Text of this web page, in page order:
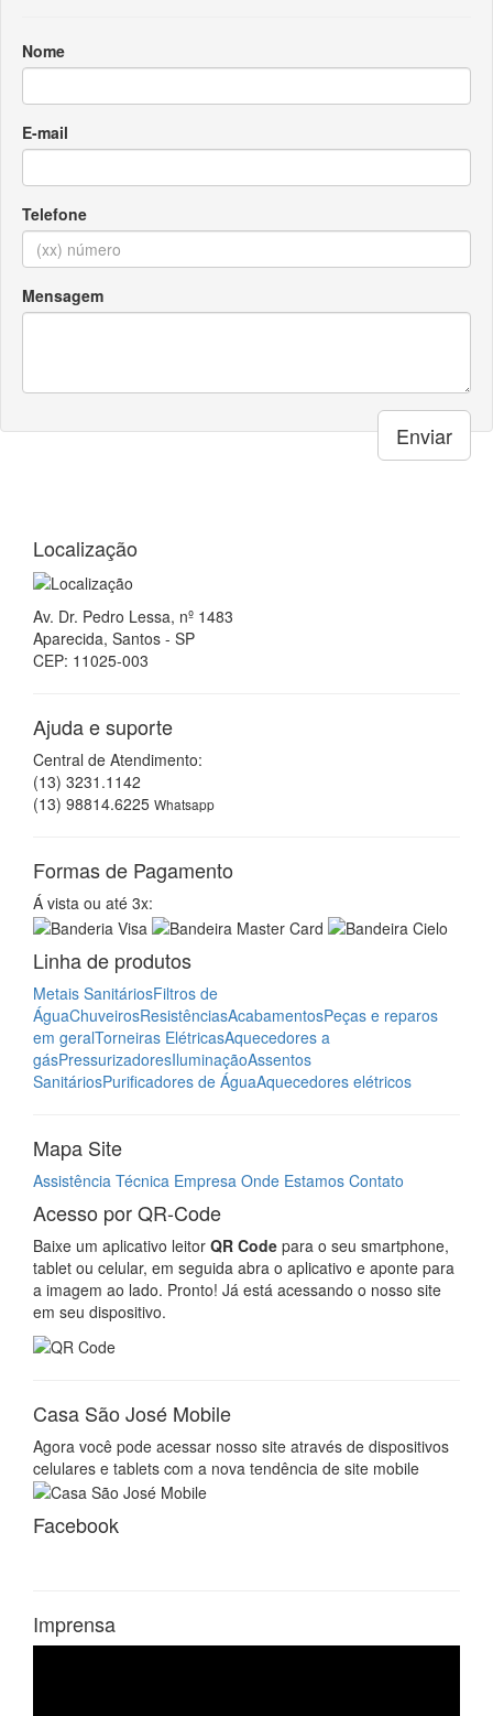
Nome
E-mail
Telefone
Mensagem
Enviar
Localização
Av. Dr. Pedro Lessa, nº 1483
Aparecida, Santos - SP
CEP: 11025-003
Ajuda e suporte
Central de Atendimento:
(13) 3231.1142
(13) 98814.6225 Whatsapp
Formas de Pagamento
Á vista ou até 3x:
Linha de produtos
Metais SanitáriosFiltros de
ÁguaChuveirosResistênciasAcabamentosPeças e reparos
em geralTorneiras ElétricasAquecedores a
gásPressurizadoresIluminaçãoAssentos
SanitáriosPurificadores de ÁguaAquecedores elétricos
Mapa Site
Assistência Técnica Empresa Onde Estamos Contato
Acesso por QR-Code
Baixe um aplicativo leitor QR Code para o seu smartphone,
tablet ou celular, em seguida abra o aplicativo e aponte para
a imagem ao lado. Pronto! Já está acessando o nosso site
em seu dispositivo.
Casa São José Mobile
Agora você pode acessar nosso site através de dispositivos
celulares e tablets com a nova tendência de site mobile
Facebook
Imprensa